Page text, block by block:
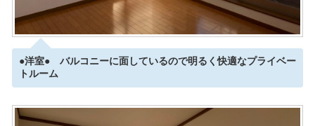
●洋室● バルコニーに面しているので明るく快適なプライベー
トルーム